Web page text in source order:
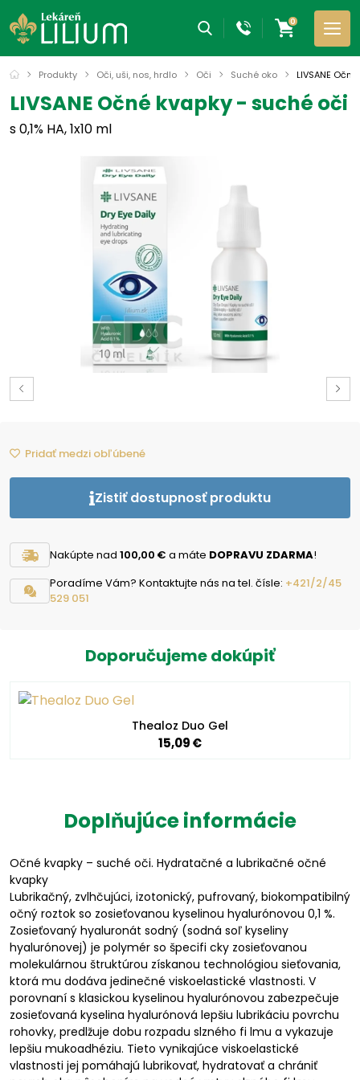
0
Produkty Oči, uši, nos, hrdlo Oči Suché oko LIVSANE
LIVSANE Očné kvapky - suché oči
s 0,1% HA, 1x10 ml
Pridať medzi obľúbené
Zistiť dostupnosť produktu
Nakúpte nad 100,00 € a máte DOPRAVU ZDARMA!
Poradíme Vám? Kontaktujte nás na tel. čísle: +421/2/45
529 051
Doporučujeme dokúpiť
Thealoz Duo Gel
15,09 €
Doplňujúce informácie
Očné kvapky – suché oči. Hydratačné a lubrikačné očné
kvapky
Lubrikačný, zvlhčujúci, izotonický, pufrovaný, biokompatibilný
očný roztok so zosieťovanou kyselinou hyalurónovou 0,1 %.
Zosieťovaný hyaluronát sodný (sodná soľ kyseliny
hyalurónovej) je polymér so špecifi cky zosieťovanou
molekulárnou štruktúrou získanou technológiou sieťovania,
ktorá mu dodáva jedinečné viskoelastické vlastnosti. V
porovnaní s klasickou kyselinou hyalurónovou zabezpečuje
zosieťovaná kyselina hyalurónová lepšiu lubrikáciu povrchu
rohovky, predlžuje dobu rozpadu slzného fi lmu a vykazuje
lepšiu mukoadhéziu. Tieto vynikajúce viskoelastické
vlastnosti jej pomáhajú lubrikovať, hydratovať a chrániť